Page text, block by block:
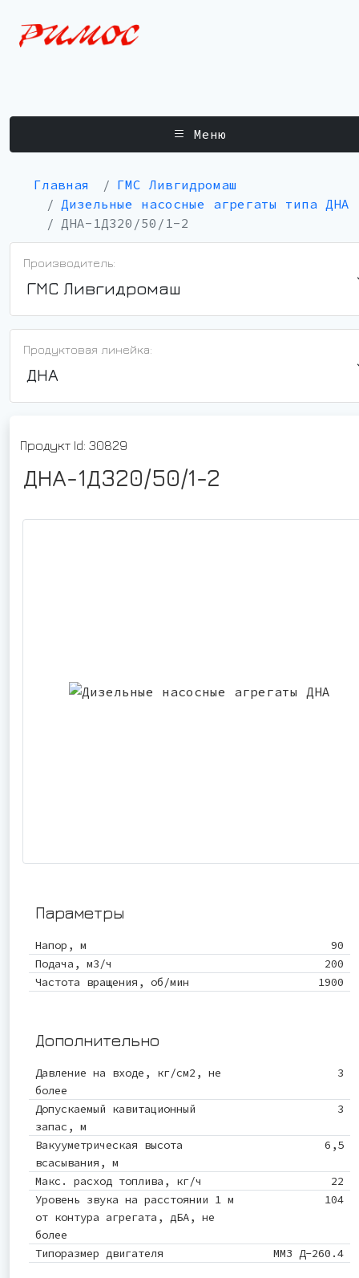
Меню
Главная
ГМС Ливгидромаш
Дизельные насосные агрегаты типа ДНА
ДНА-1Д320/50/1-2
Производитель:
ГМС Ливгидромаш
Продуктовая линейка:
ДНА
Продукт Id: 30829
ДНА-1Д320/50/1-2
Параметры
Напор, м
90
Подача, м3/ч
200
Частота вращения, об/мин
1900
Дополнительно
Давление на входе, кг/см2, не
более
3
Допускаемый кавитационный
запас, м
3
Вакууметрическая высота
всасывания, м
6,5
Макс. расход топлива, кг/ч
22
Уровень звука на расстоянии 1 м
от контура агрегата, дБА, не
более
104
Типоразмер двигателя ММЗ Д-260.4